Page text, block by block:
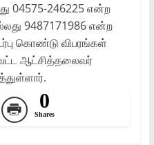
04575-246225 என்ற
9487171986 என்ற
கொண்டு விபரங்கள்
ஆட்சித்தலைவர்
0
Shares